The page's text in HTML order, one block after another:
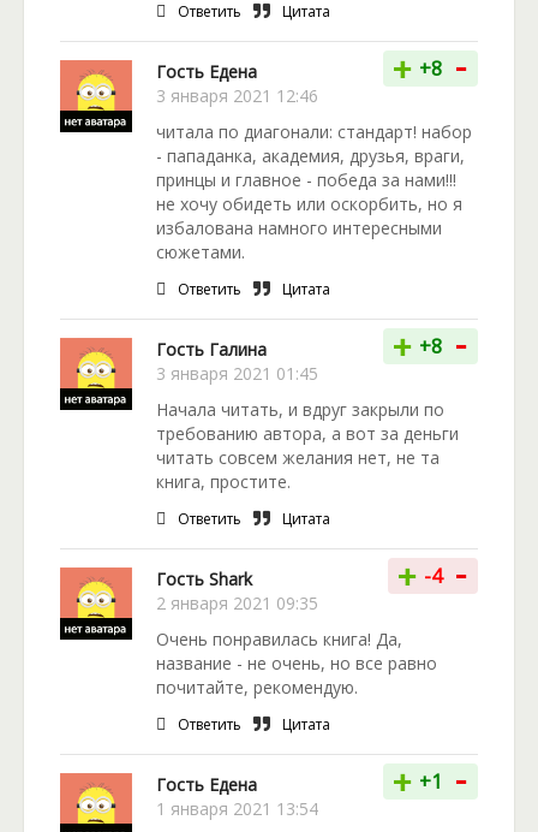
Ответить Цитата
Гость Едена
3 января 2021 12:46
+ +8 -
читала по диагонали: стандарт! набор
- пападанка, академия, друзья, враги,
принцы и главное - победа за нами!!!
не хочу обидеть или оскорбить, но я
избалована намного интересными
сюжетами.
Ответить Цитата
Гость Галина
3 января 2021 01:45
+ +8 -
Начала читать, и вдруг закрыли по
требованию автора, а вот за деньги
читать совсем желания нет, не та
книга, простите.
Ответить Цитата
Гость Shark
2 января 2021 09:35
+ -4 -
Очень понравилась книга! Да,
название - не очень, но все равно
почитайте, рекомендую.
Ответить Цитата
Гость Едена
1 января 2021 13:54
+ +1 -